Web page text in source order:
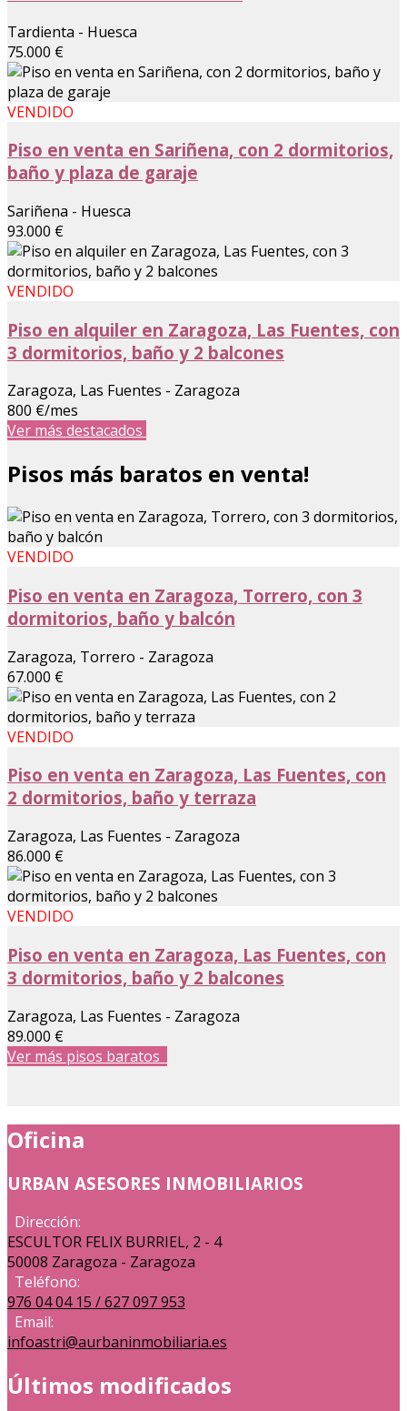
Tardienta - Huesca
75.000 €
VENDIDO
Piso en venta en Sariñena, con 2 dormitorios,
baño y plaza de garaje
Sariñena - Huesca
93.000 €
VENDIDO
Piso en alquiler en Zaragoza, Las Fuentes, con
3 dormitorios, baño y 2 balcones
Zaragoza, Las Fuentes - Zaragoza
800 €/mes
Ver más destacados
Pisos más baratos en venta!
VENDIDO
Piso en venta en Zaragoza, Torrero, con 3
dormitorios, baño y balcón
Zaragoza, Torrero - Zaragoza
67.000 €
VENDIDO
Piso en venta en Zaragoza, Las Fuentes, con
2 dormitorios, baño y terraza
Zaragoza, Las Fuentes - Zaragoza
86.000 €
VENDIDO
Piso en venta en Zaragoza, Las Fuentes, con
3 dormitorios, baño y 2 balcones
Zaragoza, Las Fuentes - Zaragoza
89.000 €
Ver más pisos baratos
Oficina
URBAN ASESORES INMOBILIARIOS
Dirección:
ESCULTOR FELIX BURRIEL, 2 - 4
50008 Zaragoza - Zaragoza
Teléfono:
976 04 04 15 / 627 097 953
Email:
infoastri@aurbaninmobiliaria.es
Últimos modificados